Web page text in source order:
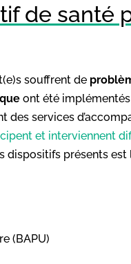
de santé
souffrent de
ont été implémentés
des services
et interviennent
dispositifs présents est
(BAPU)